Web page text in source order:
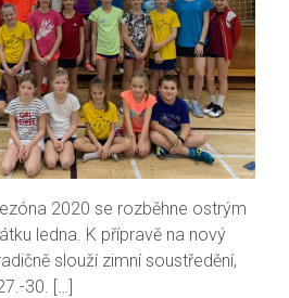
2020 se rozběhne ostrým
ledna. K přípravě na nový
slouží zimní soustředění,
30. […]